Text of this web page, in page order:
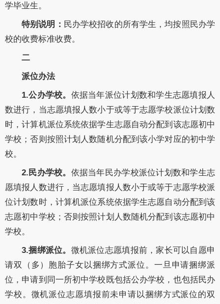
学毕业生。
特别说明： 民办学校招收的所有学生，均按照民办学
校的收费标准收费。
二
派位办法
1.公办学校。 依据当年派位计划数和学生志愿填报人
数进行，当志愿填报人数小于或等于志愿学校派位计划数
时，计算机派位系统依据学生志愿自动分配到该志愿初中
学校；否则按照计划人数随机分配到该小学对应的初中学
校。
2.民办学校。 依据当年民办学校派位计划数和学生志
愿填报人数进行，当志愿填报人数小于或等于志愿学校派
位计划数时，计算机派位系统依据学生志愿自动分配到该
志愿初中学校；否则按照计划人数随机分配到该志愿初中
学校。
3.捆绑派位。 微机派位志愿填报前，家长可以自愿申
请双（多）胞胎子女以捆绑方式派位。一旦申请捆绑派
位，申请到同一所初中学校既包括公办学校，也包括民办
学校。微机派位志愿填报前未申请以捆绑方式派位的双